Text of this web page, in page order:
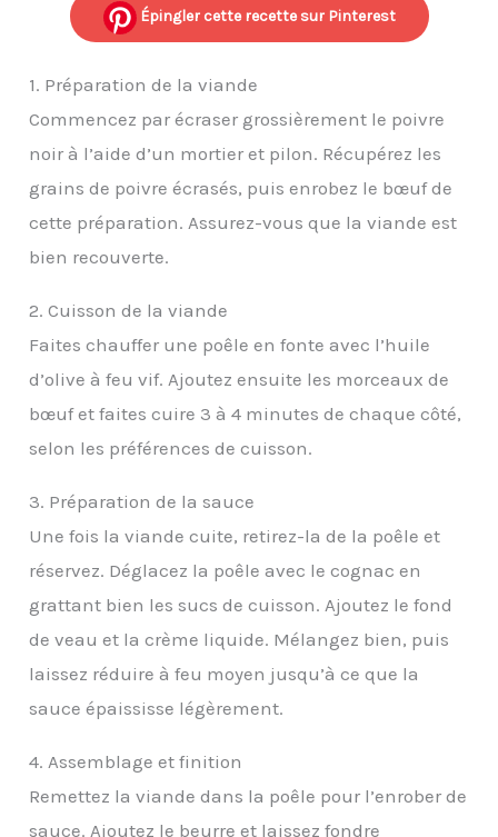
Épingler cette recette sur Pinterest
1. Préparation de la viande
Commencez par écraser grossièrement le poivre
noir à l’aide d’un mortier et pilon. Récupérez les
grains de poivre écrasés, puis enrobez le bœuf de
cette préparation. Assurez-vous que la viande est
bien recouverte.
2. Cuisson de la viande
Faites chauffer une poêle en fonte avec l’huile
d’olive à feu vif. Ajoutez ensuite les morceaux de
bœuf et faites cuire 3 à 4 minutes de chaque côté,
selon les préférences de cuisson.
3. Préparation de la sauce
Une fois la viande cuite, retirez-la de la poêle et
réservez. Déglacez la poêle avec le cognac en
grattant bien les sucs de cuisson. Ajoutez le fond
de veau et la crème liquide. Mélangez bien, puis
laissez réduire à feu moyen jusqu’à ce que la
sauce épaississe légèrement.
4. Assemblage et finition
Remettez la viande dans la poêle pour l’enrober de
sauce. Ajoutez le beurre et laissez fondre